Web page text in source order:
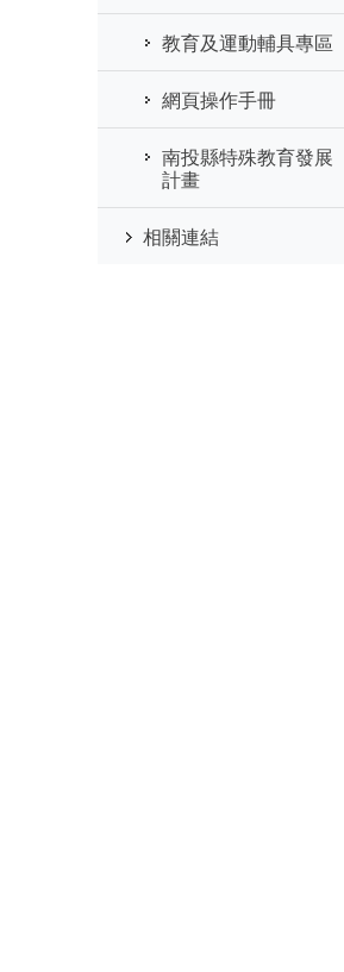
教育及運動輔具專區
網頁操作手冊
南投縣特殊教育發展
計畫
相關連結